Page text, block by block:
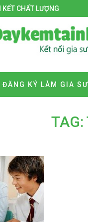
KẾT CHẤT LƯỢNG
ĐĂNG KÝ LÀM GIA SƯ
TAG: